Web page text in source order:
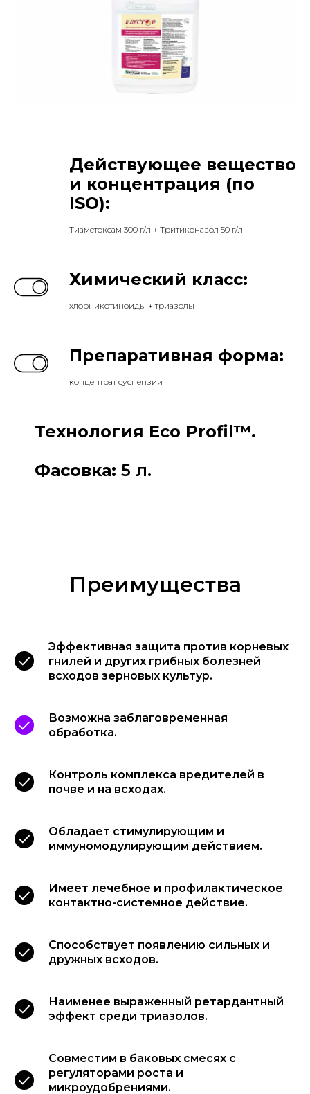
Действующее вещество
и концентрация (по
ISO):
Тиаметоксам 300 г/л + Тритиконазол 50 г/л
Химический класс:
хлорникотиноиды + триазолы
Препаративная форма:
концентрат суспензии
Технология Eco Profil™.
Фасовка: 5 л.
Преимущества
Эффективная защита против корневых
гнилей и других грибных болезней
всходов зерновых культур.
Возможна заблаговременная
обработка.
Контроль комплекса вредителей в
почве и на всходах.
Обладает стимулирующим и
иммуномодулирующим действием.
Имеет лечебное и профилактическое
контактно-системное действие.
Способствует появлению сильных и
дружных всходов.
Наименее выраженный ретардантный
эффект среди триазолов.
Совместим в баковых смесях с
регуляторами роста и
микроудобрениями.